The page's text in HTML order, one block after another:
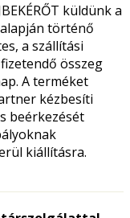
küldünk a
alapján történő
a szállítási
összeg
A terméket
kézbesíti
beérkezését
kiállításra.